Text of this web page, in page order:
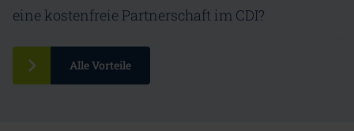
eine kostenfreie Partnerschaft im CDI?
Alle Vorteile